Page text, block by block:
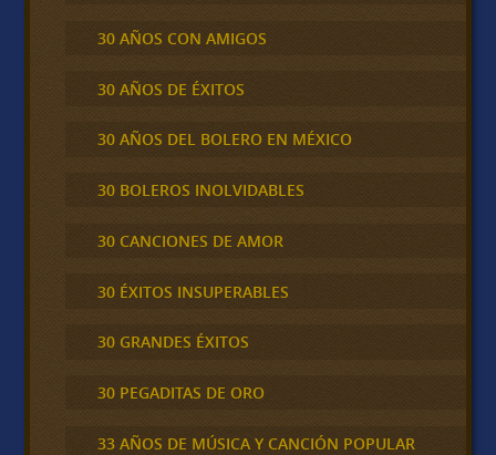
30 AÑOS CON AMIGOS
30 AÑOS DE ÉXITOS
30 AÑOS DEL BOLERO EN MÉXICO
30 BOLEROS INOLVIDABLES
30 CANCIONES DE AMOR
30 ÉXITOS INSUPERABLES
30 GRANDES ÉXITOS
30 PEGADITAS DE ORO
33 AÑOS DE MÚSICA Y CANCIÓN POPULAR